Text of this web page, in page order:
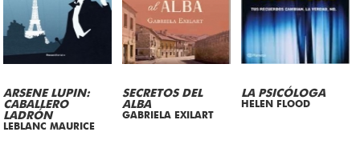
ARSENE LUPIN:
CABALLERO
LADRÓN
LEBLANC MAURICE
SECRETOS DEL
ALBA
GABRIELA EXILART
LA PSICÓLOGA
HELEN FLOOD